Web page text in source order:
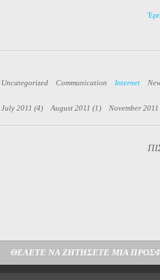
Uncategorized Communication Internet
July 2011 (4) August 2011 (1) November 2011
ΘΕΛΕΤΕ ΝΑ ΖΗΤΗΣΕΤΕ ΜΙΑ